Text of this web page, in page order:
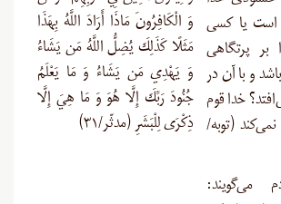
است یا کسی
بر پرتگاهی
و با آن در
خدا قوم
(توبه/
می‌گویند:
وَ الْكَافِرُونَ مَاذَا أَرَادَ اللَّهُ بِهَذَا
مَثَلًا كَذَلِكَ يُضِلُّ اللَّهُ مَن يَشَاءُ
وَ يَهْدِي مَن يَشَاءُ وَ مَا يَعْلَمُ
جُنُودَ رَبِّكَ إِلَّا هُوَ وَ مَا هِيَ إِلَّا
ذِكْرَى لِلْبَشَرِ (مدثّر/۳۱)